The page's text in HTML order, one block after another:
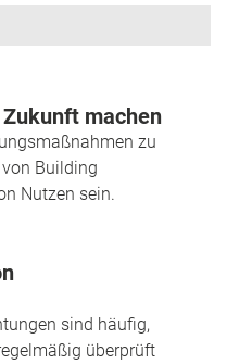
machen
zu
Building
Nutzen sein.
sind häufig,
überprüft